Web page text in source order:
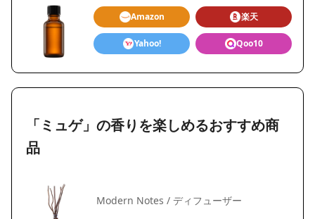
Amazon 楽天
Yahoo! Qoo10
「ミュゲ」の香りを楽しめるおすすめ商
品
Modern Notes / ディフューザー